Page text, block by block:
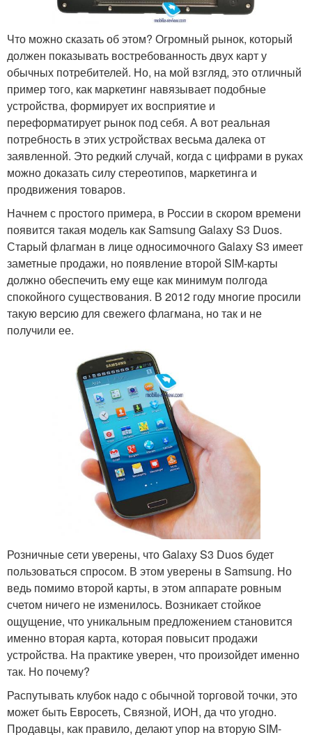
Что можно сказать об этом? Огромный рынок, который
должен показывать востребованность двух карт у
обычных потребителей. Но, на мой взгляд, это отличный
пример того, как маркетинг навязывает подобные
устройства, формирует их восприятие и
переформатирует рынок под себя. А вот реальная
потребность в этих устройствах весьма далека от
заявленной. Это редкий случай, когда с цифрами в руках
можно доказать силу стереотипов, маркетинга и
продвижения товаров.
Начнем с простого примера, в России в скором времени
появится такая модель как Samsung Galaxy S3 Duos.
Старый флагман в лице односимочного Galaxy S3 имеет
заметные продажи, но появление второй SIM-карты
должно обеспечить ему еще как минимум полгода
спокойного существования. В 2012 году многие просили
такую версию для свежего флагмана, но так и не
получили ее.
Розничные сети уверены, что Galaxy S3 Duos будет
пользоваться спросом. В этом уверены в Samsung. Но
ведь помимо второй карты, в этом аппарате ровным
счетом ничего не изменилось. Возникает стойкое
ощущение, что уникальным предложением становится
именно вторая карта, которая повысит продажи
устройства. На практике уверен, что произойдет именно
так. Но почему?
Распутывать клубок надо с обычной торговой точки, это
может быть Евросеть, Связной, ИОН, да что угодно.
Продавцы, как правило, делают упор на вторую SIM-